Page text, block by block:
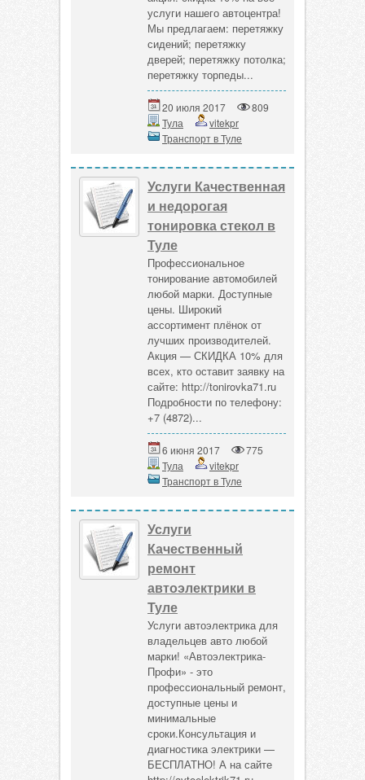
услуги нашего автоцентра!
Мы предлагаем: перетяжку
сидений; перетяжку
дверей; перетяжку потолка;
перетяжку торпеды...
20 июля 2017
809
Тула
vitekpr
Транспорт в Туле
Услуги Качественная
и недорогая
тонировка стекол в
Туле
Профессиональное
тонирование автомобилей
любой марки. Доступные
цены. Широкий
ассортимент плёнок от
лучших производителей.
Акция — СКИДКА 10% для
всех, кто оставит заявку на
сайте: http://tonirovka71.ru
Подробности по телефону:
+7 (4872)...
6 июня 2017
775
Тула
vitekpr
Транспорт в Туле
Услуги
Качественный
ремонт
автоэлектрики в
Туле
Услуги автоэлектрика для
владельцев авто любой
марки! «Автоэлектрика-
Профи» - это
профессиональный ремонт,
доступные цены и
минимальные
сроки.Консультация и
диагностика электрики —
БЕСПЛАТНО! А на сайте